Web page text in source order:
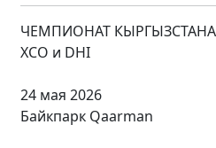
ЧЕМПИОНАТ
XCO и DHI
24 мая 2026
Байкпарк Qaarman